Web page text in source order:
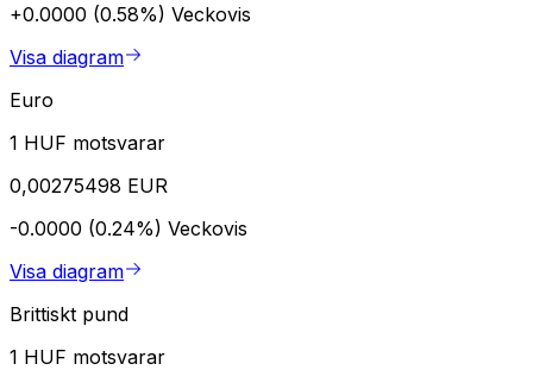
+0.0000 (0.58%) Veckovis
Visa diagram
Euro
1 HUF motsvarar
0,00275498 EUR
-0.0000 (0.24%) Veckovis
Visa diagram
Brittiskt pund
1 HUF motsvarar